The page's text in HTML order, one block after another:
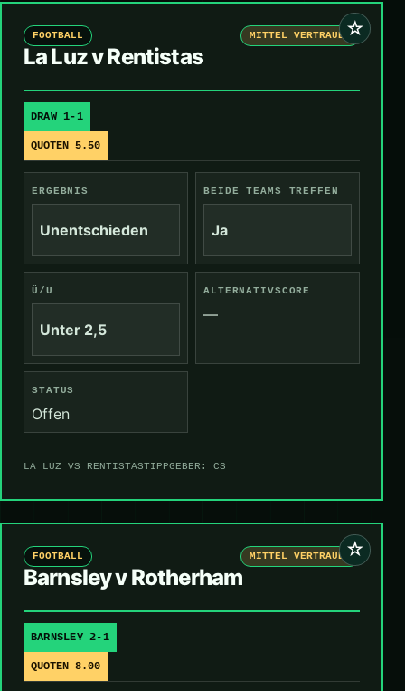
☆
FOOTBALL MITTEL VERTRAUEN
La Luz v Rentistas
DRAW 1-1
QUOTEN 5.50
ERGEBNIS
Unentschieden
BEIDE TEAMS TREFFEN
Ja
Ü/U
Unter 2,5
ALTERNATIVSCORE
—
STATUS
Offen
LA LUZ VS RENTISTASTIPPGEBER: CS
☆
FOOTBALL MITTEL VERTRAUEN
Barnsley v Rotherham
BARNSLEY 2-1
QUOTEN 8.00